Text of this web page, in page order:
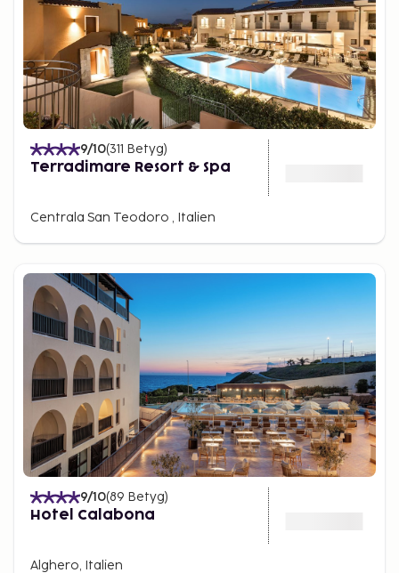
9/10(311 Betyg)
Terradimare Resort & Spa
Centrala San Teodoro , Italien
9/10(89 Betyg)
Hotel Calabona
Alghero, Italien